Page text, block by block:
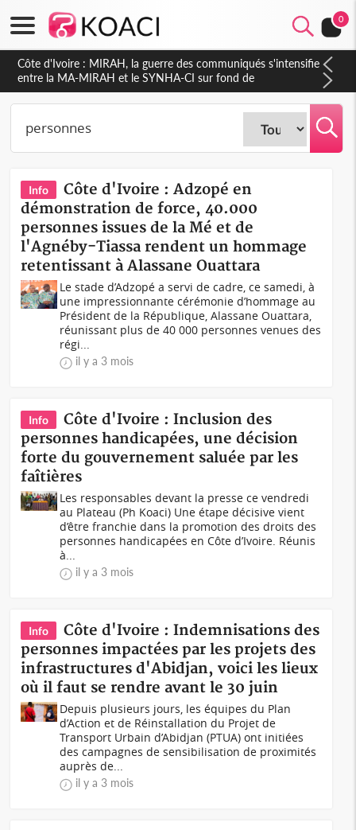
0
Côte d'Ivoire : MIRAH, la guerre des communiqués s'intensifie
entre la MA-MIRAH et le SYNHA-CI sur fond de
gouvernance et le projet de précompte sur les salaires des
agents
Info
Côte d'Ivoire : Adzopé en
démonstration de force, 40.000
personnes issues de la Mé et de
l'Agnéby-Tiassa rendent un hommage
retentissant à Alassane Ouattara
Le stade d’Adzopé a servi de cadre, ce samedi, à
une impressionnante cérémonie d’hommage au
Président de la République, Alassane Ouattara,
réunissant plus de 40 000 personnes venues des
régi...
il y a 3 mois
Info
Côte d'Ivoire : Inclusion des
personnes handicapées, une décision
forte du gouvernement saluée par les
faîtières
Les responsables devant la presse ce vendredi
au Plateau (Ph Koaci) Une étape décisive vient
d’être franchie dans la promotion des droits des
personnes handicapées en Côte d’Ivoire. Réunis
à...
il y a 3 mois
Info
Côte d'Ivoire : Indemnisations des
personnes impactées par les projets des
infrastructures d'Abidjan, voici les lieux
où il faut se rendre avant le 30 juin
Depuis plusieurs jours, les équipes du Plan
d’Action et de Réinstallation du Projet de
Transport Urbain d’Abidjan (PTUA) ont initiées
des campagnes de sensibilisation de proximités
auprès de...
il y a 3 mois